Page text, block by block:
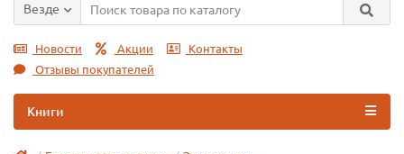
Везде
Новости Акции
Контакты
Отзывы покупателей
Книги